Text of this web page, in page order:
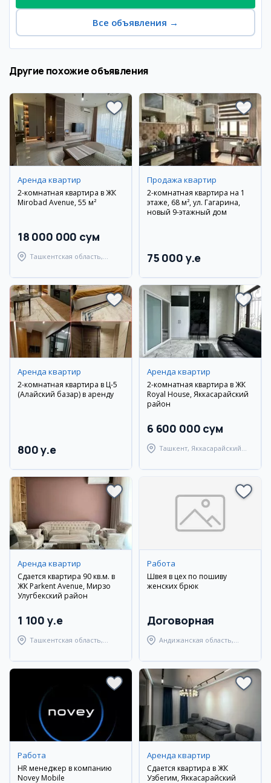
Все объявления →
Другие похожие объявления
Аренда квартир
2-комнатная квартира в ЖК
Mirobad Avenue, 55 м²
18 000 000 сум
Ташкентская область,
Продажа квартир
2-комнатная квартира на 1
этаже, 68 м², ул. Гагарина,
новый 9-этажный дом
75 000 y.e
Аренда квартир
2-комнатная квартира в Ц-5
(Алайский базар) в аренду
800 y.e
Аренда квартир
2-комнатная квартира в ЖК
Royal House, Яккасарайский
район
6 600 000 сум
Ташкент, Яккасарайский
Аренда квартир
Сдается квартира 90 кв.м. в
ЖК Parkent Avenue, Мирзо
Улугбекский район
1 100 y.e
Ташкентская область,
Работа
Швея в цех по пошиву
женских брюк
Договорная
Андижанская область,
Работа
HR менеджер в компанию
Novey Mobile
Аренда квартир
Сдается квартира в ЖК
Узбегим, Яккасарайский